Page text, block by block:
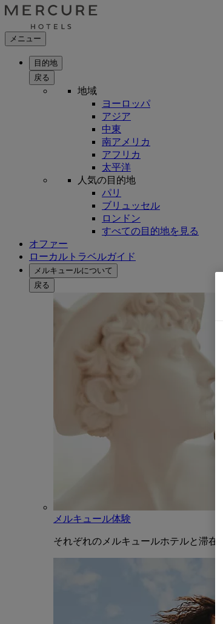
メニュー
目的地
戻る
地域
ヨーロッパ
アジア
中東
南アメリカ
アフリカ
太平洋
人気の目的地
パリ
ブリュッセル
ロンドン
すべての目的地を見る
オファー
ローカルトラベルガイド
メルキュールについて
戻る
メルキュール体験
それぞれのメルキュールホテルと滞